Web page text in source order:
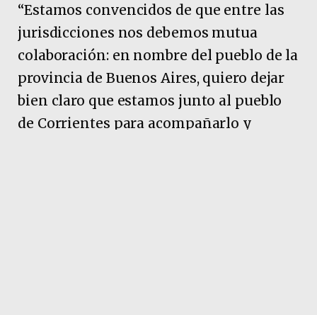
“Estamos convencidos de que entre las
jurisdicciones nos debemos mutua
colaboración: en nombre del pueblo de la
provincia de Buenos Aires, quiero dejar
bien claro que estamos junto al pueblo
de Corrientes para acompañarlo y